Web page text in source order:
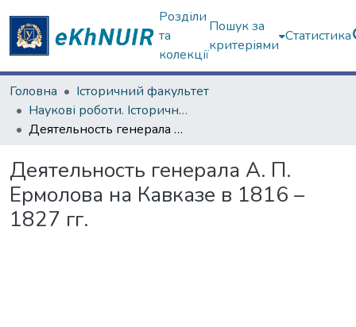
Розділи
та
колекції
Пошук за
критеріями
Статистика
Головна
Історичний факультет
Наукові роботи. Історичний факультет
Деятельность генерала А. П. Ермолова на Кавказе в 1816 – 1827 гг.
Деятельность генерала А. П.
Ермолова на Кавказе в 1816 –
1827 гг.